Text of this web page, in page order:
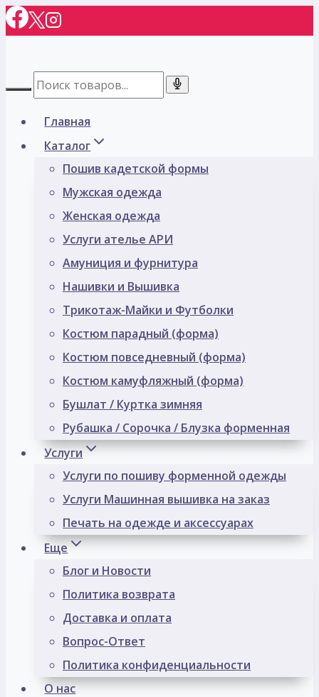
Перейти
к
Главная
Каталог
Пошив кадетской формы
Мужская одежда
Женская одежда
Услуги ателье АРИ
Амуниция и фурнитура
Нашивки и Вышивка
Трикотаж-Майки и Футболки
Костюм парадный (форма)
Костюм повседневный (форма)
Костюм камуфляжный (форма)
Бушлат / Куртка зимняя
Рубашка / Сорочка / Блузка форменная
Услуги
Услуги по пошиву форменной одежды
Услуги Машинная вышивка на заказ
Печать на одежде и аксессуарах
Еще
Блог и Новости
Политика возврата
Доставка и оплата
Вопрос-Ответ
Политика конфиденциальности
О нас